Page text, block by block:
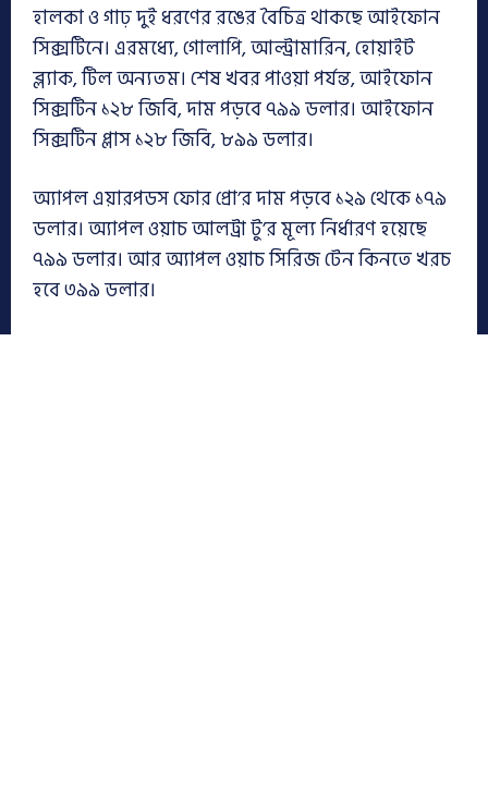
হালকা ও গাঢ় দুই ধরণের রঙের বৈচিত্র থাকছে আইফোন
সিক্সটিনে। এরমধ্যে, গোলাপি, আল্ট্রামারিন, হোয়াইট
ব্ল্যাক, টিল অন্যতম। শেষ খবর পাওয়া পর্যন্ত, আইফোন
সিক্সটিন ১২৮ জিবি, দাম পড়বে ৭৯৯ ডলার। আইফোন
সিক্সটিন প্লাস ১২৮ জিবি, ৮৯৯ ডলার।
অ্যাপল এয়ারপডস ফোর প্রো’র দাম পড়বে ১২৯ থেকে ১৭৯
ডলার। অ্যাপল ওয়াচ আলট্রা টু’র মূল্য নির্ধারণ হয়েছে
৭৯৯ ডলার। আর অ্যাপল ওয়াচ সিরিজ টেন কিনতে খরচ
হবে ৩৯৯ ডলার।